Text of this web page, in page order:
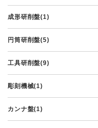
成形研削盤(1)
円筒研削盤(5)
工具研削盤(9)
彫刻機械(1)
カンナ盤(1)